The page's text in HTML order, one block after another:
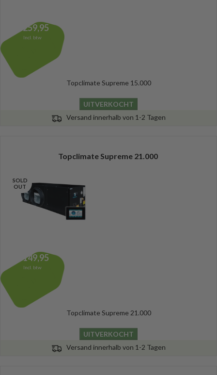
4.259,95
Incl. btw
Topclimate Supreme 15.000
UITVERKOCHT
Versand innerhalb von 1-2 Tagen
Topclimate Supreme 21.000
SOLD
OUT
5.149,95
Incl. btw
Topclimate Supreme 21.000
UITVERKOCHT
Versand innerhalb von 1-2 Tagen